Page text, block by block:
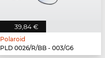
39,84 €
Polaroid
PLD 0026/R/BB - 003/G6